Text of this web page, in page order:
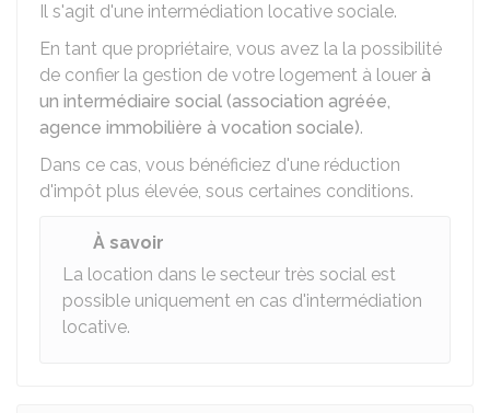
Il s'agit d'une intermédiation locative sociale.
En tant que propriétaire, vous avez la la possibilité
de confier la gestion de votre logement à louer à
un intermédiaire social (association agréée,
agence immobilière à vocation sociale).
Dans ce cas, vous bénéficiez d'une réduction
d'impôt plus élevée, sous certaines conditions.
À savoir
La location dans le secteur très social est
possible uniquement en cas d'intermédiation
locative.